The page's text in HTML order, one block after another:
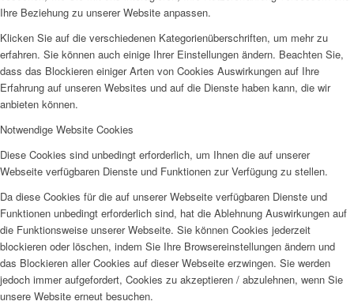
Ihre Beziehung zu unserer Website anpassen.
Klicken Sie auf die verschiedenen Kategorienüberschriften, um mehr zu
erfahren. Sie können auch einige Ihrer Einstellungen ändern. Beachten Sie,
dass das Blockieren einiger Arten von Cookies Auswirkungen auf Ihre
Erfahrung auf unseren Websites und auf die Dienste haben kann, die wir
anbieten können.
Notwendige Website Cookies
Diese Cookies sind unbedingt erforderlich, um Ihnen die auf unserer
Webseite verfügbaren Dienste und Funktionen zur Verfügung zu stellen.
Da diese Cookies für die auf unserer Webseite verfügbaren Dienste und
Funktionen unbedingt erforderlich sind, hat die Ablehnung Auswirkungen auf
die Funktionsweise unserer Webseite. Sie können Cookies jederzeit
blockieren oder löschen, indem Sie Ihre Browsereinstellungen ändern und
das Blockieren aller Cookies auf dieser Webseite erzwingen. Sie werden
jedoch immer aufgefordert, Cookies zu akzeptieren / abzulehnen, wenn Sie
unsere Website erneut besuchen.